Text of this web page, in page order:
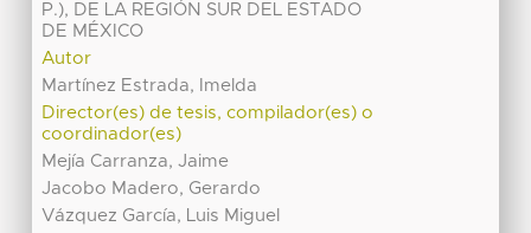
P.), DE LA REGIÓN SUR DEL ESTADO
DE MÉXICO
Autor
Martínez Estrada, Imelda
Director(es) de tesis, compilador(es) o
coordinador(es)
Mejía Carranza, Jaime
Jacobo Madero, Gerardo
Vázquez García, Luis Miguel